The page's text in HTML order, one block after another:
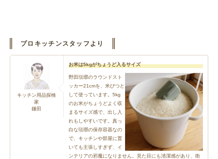
プロキッチンスタッフより
キッチン用品探検
家
鎌田
お米は5kgがちょうど入るサイズ
野田琺瑯のラウンドスト
ッカー21cmを、米びつと
して使っています。5kg
のお米がちょうどよく収
まるサイズ感で、出し入
れもしやすいです。真っ
白な琺瑯の保存容器なの
で、キッチンや部屋に置
いても主張しすぎず、イ
ンテリアの邪魔になりません。見た目にも清潔感があり、衛